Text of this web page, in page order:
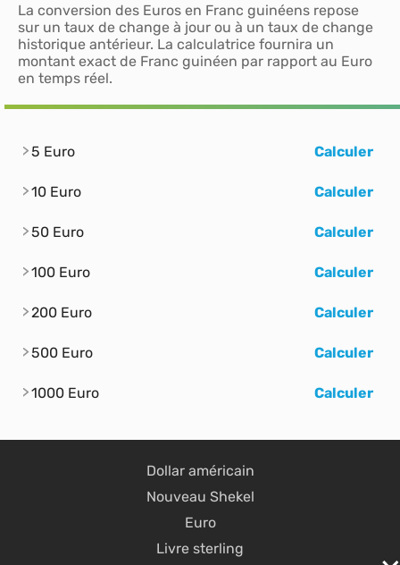
La conversion des Euros en Franc guinéens repose
sur un taux de change à jour ou à un taux de change
historique antérieur. La calculatrice fournira un
montant exact de Franc guinéen par rapport au Euro
en temps réel.
5 Euro Calculer
10 Euro Calculer
50 Euro Calculer
100 Euro Calculer
200 Euro Calculer
500 Euro Calculer
1000 Euro Calculer
Dollar américain
Nouveau Shekel
Euro
Livre sterling